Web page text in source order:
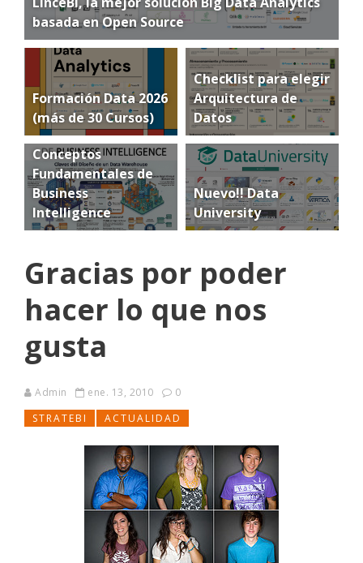
basada en Open Source
Formación Data 2026
(más de 30 Cursos)
Checklist para elegir
Arquitectura de
Datos
Conceptos
Fundamentales de
Business
Intelligence
Nuevo!! Data
University
Gracias por poder
hacer lo que nos
gusta
Admin ene. 13, 2010
0
STRATEBI
ACTUALIDAD